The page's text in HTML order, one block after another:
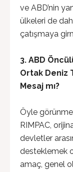
ve ABD’nin
ülkeleri de
çatışmaya
3. ABD
Ortak Deniz
Mesaj mı?
Öyle
RIMPAC,
devletler
desteklemek
amaç, genel